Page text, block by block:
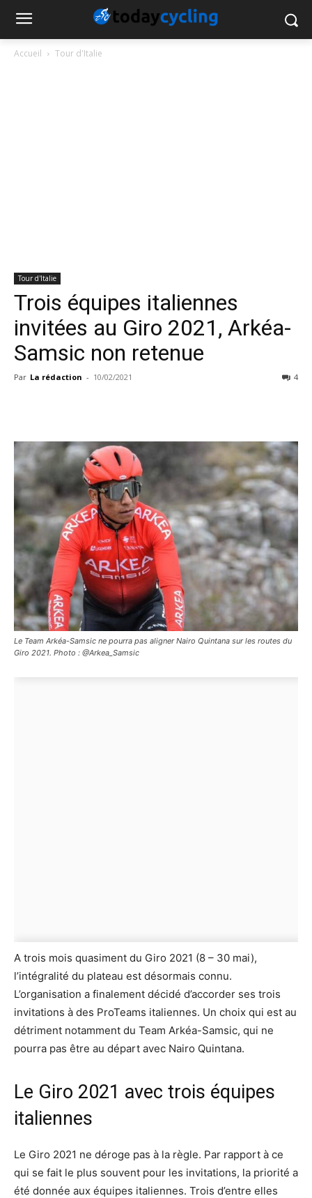
Accueil Tour d'Italie
Tour d'Italie
Trois équipes italiennes
invitées au Giro 2021, Arkéa-
Samsic non retenue
Par La rédaction - 10/02/2021 4
Le Team Arkéa-Samsic ne pourra pas aligner Nairo Quintana sur les routes du
Giro 2021. Photo : @Arkea_Samsic
A trois mois quasiment du Giro 2021 (8 – 30 mai),
l’intégralité du plateau est désormais connu.
L’organisation a finalement décidé d’accorder ses trois
invitations à des ProTeams italiennes. Un choix qui est au
détriment notamment du Team Arkéa-Samsic, qui ne
pourra pas être au départ avec Nairo Quintana.
Le Giro 2021 avec trois équipes
italiennes
Le Giro 2021 ne déroge pas à la règle. Par rapport à ce
qui se fait le plus souvent pour les invitations, la priorité a
été donnée aux équipes italiennes. Trois d’entre elles